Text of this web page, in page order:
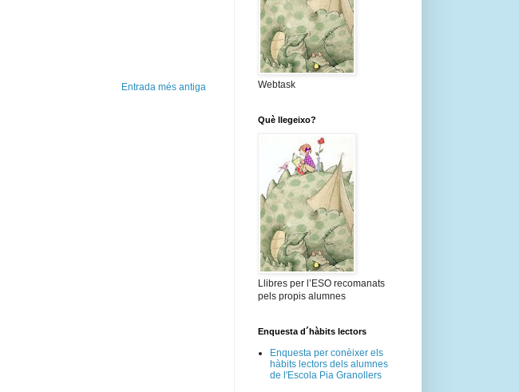
Entrada més antiga Webtask
Què llegeixo?
Llibres per l’ESO recomanats
pels propis alumnes
Enquesta d´hàbits lectors
Enquesta per conèixer els
hàbits lectors dels alumnes
de l'Escola Pia Granollers